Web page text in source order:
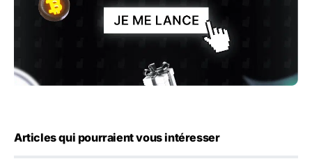
Articles qui pourraient vous intéresser